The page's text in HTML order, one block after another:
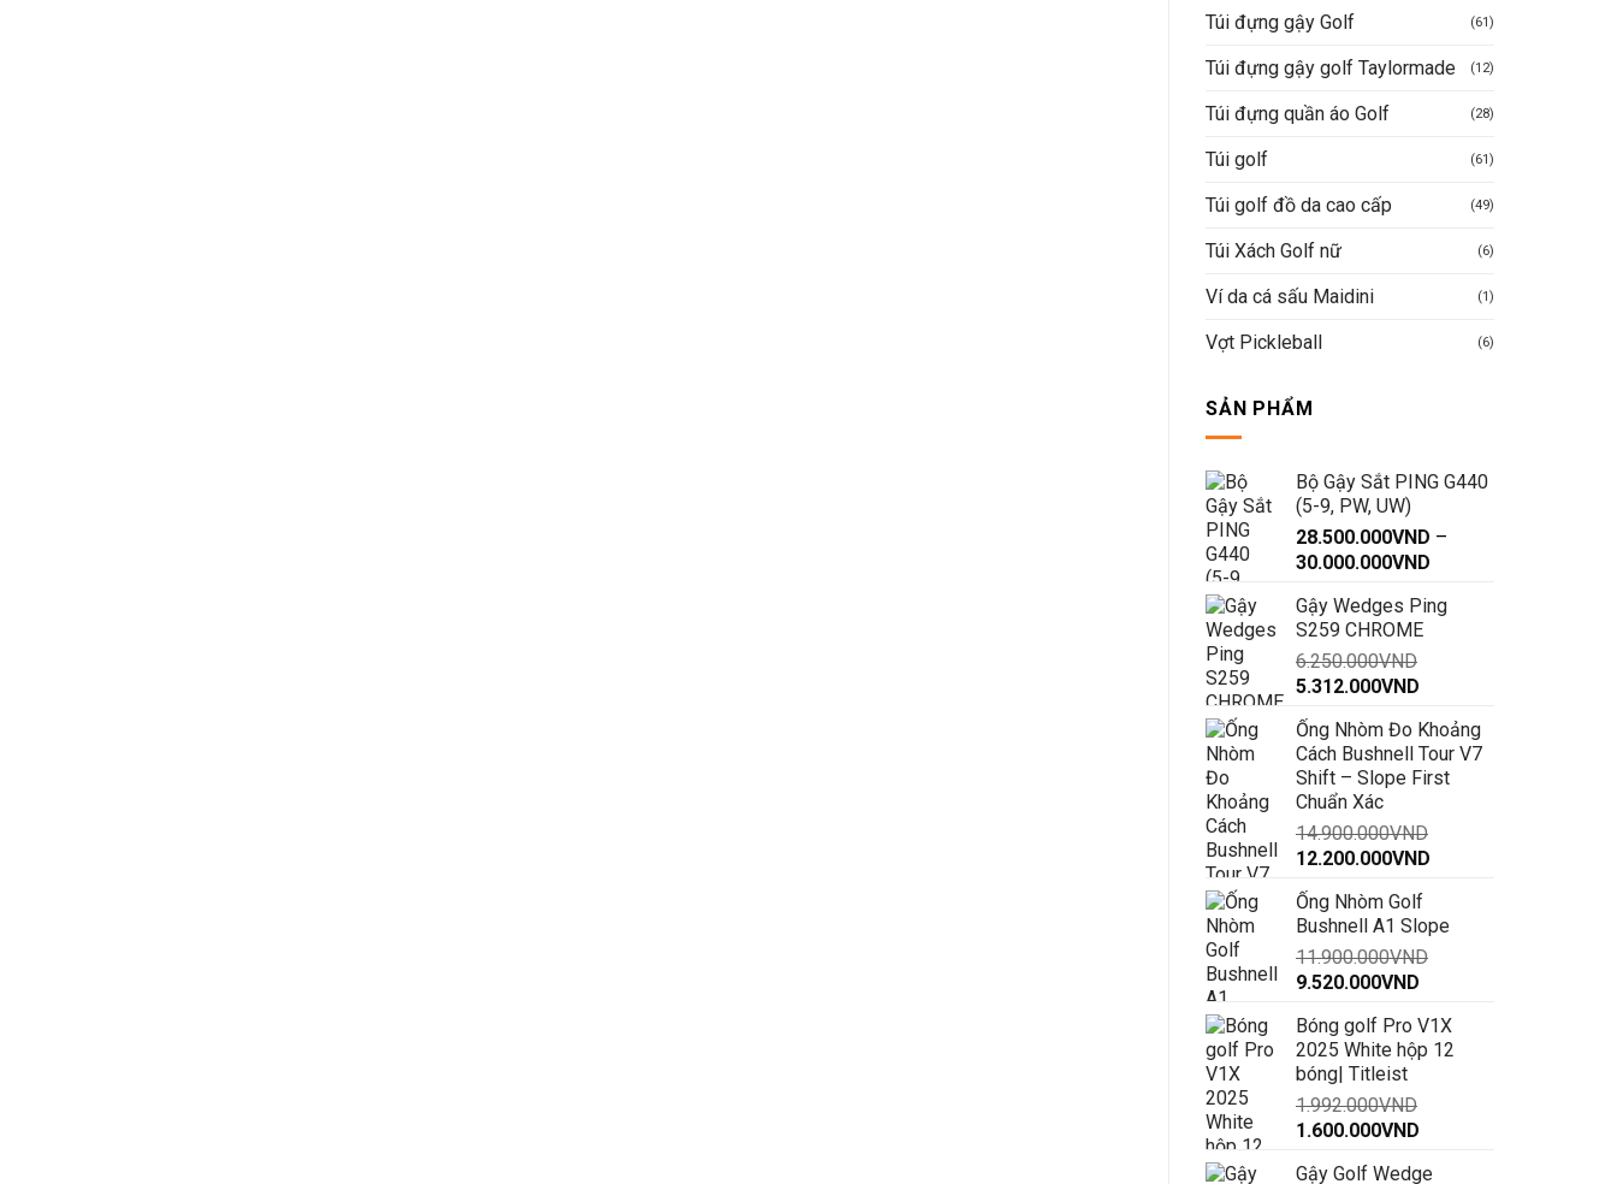
Túi đựng gậy Golf (61)
Túi đựng gậy golf Taylormade (12)
Túi đựng quần áo Golf (28)
Túi golf (61)
Túi golf đồ da cao cấp (49)
Túi Xách Golf nữ (6)
Ví da cá sấu Maidini (1)
Vợt Pickleball (6)
SẢN PHẨM
Bộ Gậy Sắt PING G440
(5-9, PW, UW)
28.500.000VND –
30.000.000VND
từ
Gậy Wedges Ping
S259 CHROME
6.250.000VND
Giá
là:
6.250.000VND.
5.312.000VND
tại
là:
5.312.000VND.
Ống Nhòm Đo Khoảng
Cách Bushnell Tour V7
Shift – Slope First
Chuẩn Xác
14.900.000VND
Giá
là:
14.900.000VND.
12.200.000VND
là:
Ống Nhòm Golf
Bushnell A1 Slope
11.900.000VND
Giá
là:
11.900.000VND.
9.520.000VND
tại
là:
Bóng golf Pro V1X
2025 White hộp 12
bóng| Titleist
1.992.000VND
Giá
1.600.000VND
Gậy Golf Wedge